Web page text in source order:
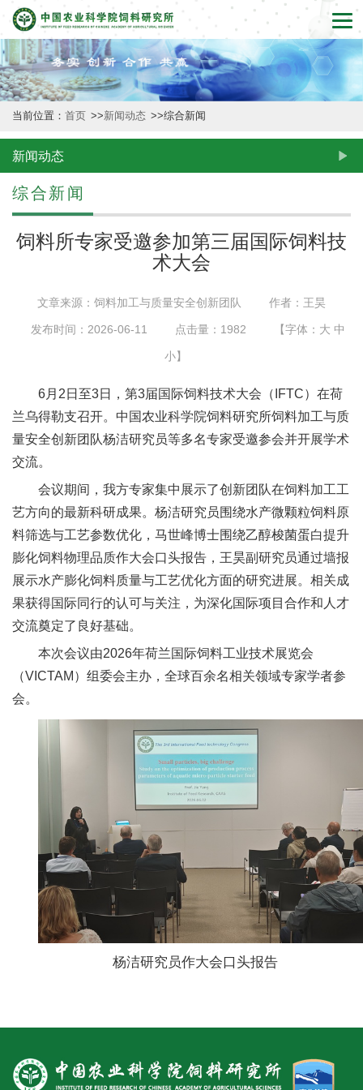
首
页
本
所
概
况
新
闻
团
队
技
平
台
成
转
化
流
当前位置： 首页 >>新闻动态 >>综合新闻
新闻动态
综合新闻
饲料所专家受邀参加第三届国际饲料技
术大会
文章来源：饲料加工与质量安全创新团队 作者：王昊
发布时间：2026-06-11 点击量： 1982 【字体： 大 中
小】
6月2日至3日，第3届国际饲料技术大会（IFTC）在荷
兰乌得勒支召开。中国农业科学院饲料研究所饲料加工与质
量安全创新团队杨洁研究员等多名专家受邀参会并开展学术
交流。
会议期间，我方专家集中展示了创新团队在饲料加工工
艺方向的最新科研成果。杨洁研究员围绕水产微颗粒饲料原
料筛选与工艺参数优化，马世峰博士围绕乙醇梭菌蛋白提升
膨化饲料物理品质作大会口头报告，王昊副研究员通过墙报
展示水产膨化饲料质量与工艺优化方面的研究进展。相关成
果获得国际同行的认可与关注，为深化国际项目合作和人才
交流奠定了良好基础。
本次会议由2026年荷兰国际饲料工业技术展览会
（VICTAM）组委会主办，全球百余名相关领域专家学者参
会。
杨洁研究员作大会口头报告